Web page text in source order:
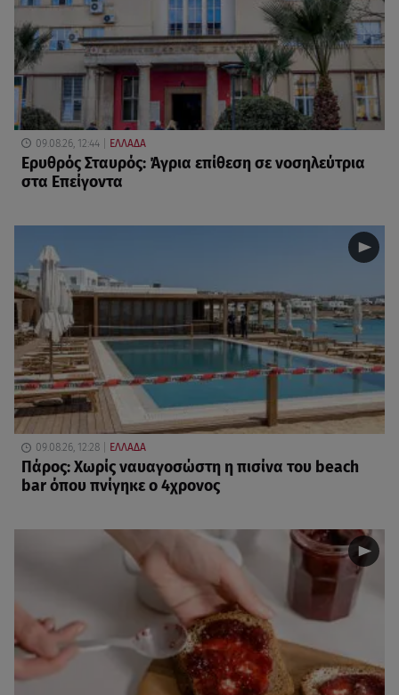
09.08.26, 12:44 ΕΛΛΑΔΑ
Ερυθρός Σταυρός: Άγρια επίθεση σε νοσηλεύτρια
στα Επείγοντα
09.08.26, 12:28 ΕΛΛΑΔΑ
Πάρος: Χωρίς ναυαγοσώστη η πισίνα του beach
bar όπου πνίγηκε ο 4χρονος